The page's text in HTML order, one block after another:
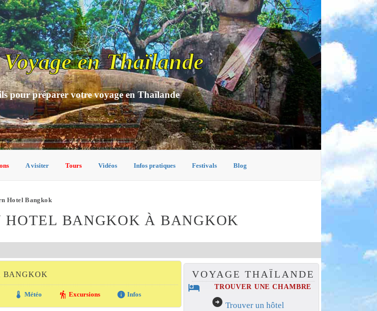
en Thaïlande
pour préparer votre voyage en Thaïlande
A visiter Tours Vidéos Infos pratiques Festivals Blog
Hotel Bangkok
BANGKOK À BANGKOK
BANGKOK
thermostat Météo hiking Excursions info Infos
VOYAGE THAÏLANDE
hotel TROUVER UNE CHAMBRE
arrow_circle_right Trouver un hôtel